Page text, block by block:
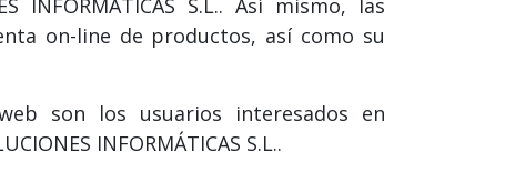
INFORMÁTICAS S.L.. Así mismo, las
on-line de productos, así como su
son los usuarios interesados en
INFORMÁTICAS S.L..